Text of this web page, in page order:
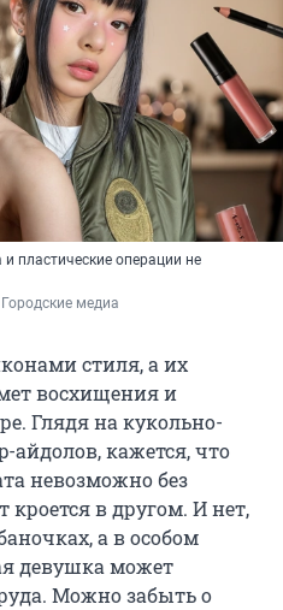
пластические операции не
медиа
стиля, а их
восхищения и
Глядя на кукольно-
кажется, что
невозможно без
кроется в другом. И нет,
а в особом
девушка может
Можно забыть о